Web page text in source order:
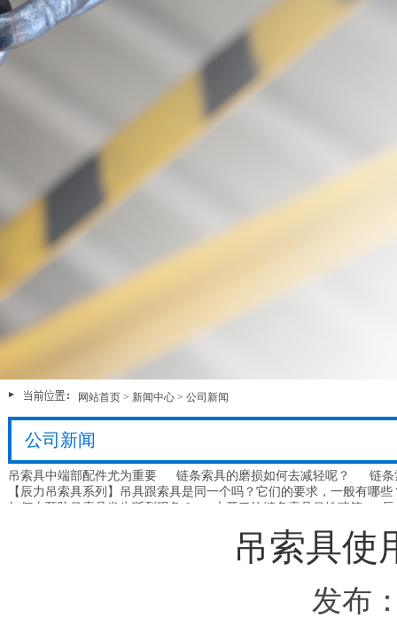
网站首页 > 新闻中心 > 公司新闻
公司新闻
吊索具中端部配件尤为重要 链条索具的磨损如何去减轻呢？
链条
【辰力吊索具系列】吊具跟索具是同一个吗？它们的要求，一般有哪些
如何去预防吊索具发生断裂现象？
大开口钩链条索具吊铁猪笼
吊索具使
发布